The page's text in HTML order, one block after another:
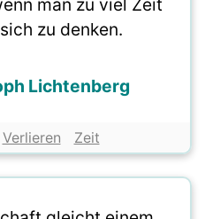
man zu viel Zeit
zu denken.
Lichtenberg
Verlieren Zeit